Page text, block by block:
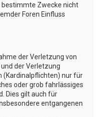
Zwecke nicht
Foren Einfluss
der Verletzung von
und der Verletzung
(Kardinalpflichten) nur für
oder grob fahrlässiges
Dies gilt auch für
entgangenen